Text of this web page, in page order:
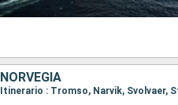
NORVEGIA
Itinerario : Tromso, Narvik, Svolvaer,